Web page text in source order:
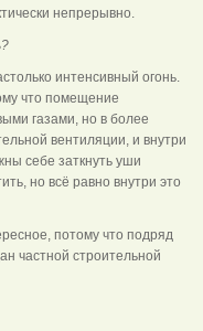
непрерывно.
интенсивный огонь.
что помещение
газами, но в более
вентиляции, и внутри
себе заткнуть уши
но всё равно внутри это
потому что подряд
частной строительной